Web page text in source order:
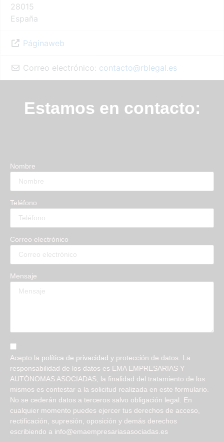
28015
España
Páginaweb
Correo electrónico: contacto@rblegal.es
Estamos en contacto:
Nombre
Teléfono
Correo electrónico
Mensaje
Acepto la política de privacidad y protección de datos. La
responsabilidad de los datos es EMA EMPRESARIAS Y
AUTÓNOMAS ASOCIADAS, la finalidad del tratamiento de los
mismos es contestar a la solicitud realizada en este formulario.
No se cederán datos a terceros salvo obligación legal. En
cualquier momento puedes ejercer tus derechos de acceso,
rectificación, supresión, oposición y demás derechos
escribiendo a info@emaempresariasasociadas.es